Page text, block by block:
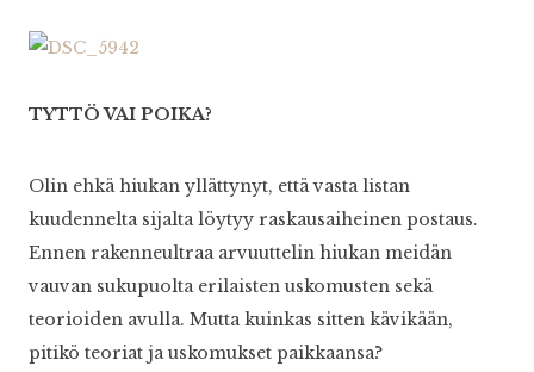
TYTTÖ VAI POIKA?
Olin ehkä hiukan yllättynyt, että vasta listan
kuudennelta sijalta löytyy raskausaiheinen postaus.
Ennen rakenneultraa arvuuttelin hiukan meidän
vauvan sukupuolta erilaisten uskomusten sekä
teorioiden avulla. Mutta kuinkas sitten kävikään,
pitikö teoriat ja uskomukset paikkaansa?